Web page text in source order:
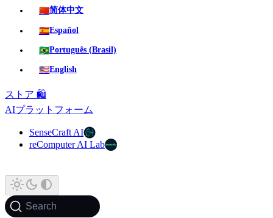
🇨🇳简体中文
🇪🇸Español
🇧🇷Português (Brasil)
🇺🇸English
ストア 🛍️
AIプラットフォーム
SenseCraft AI
reComputer AI Lab
Search